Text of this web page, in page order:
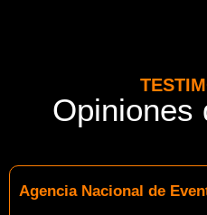
Opiniones
Agencia Nacional de